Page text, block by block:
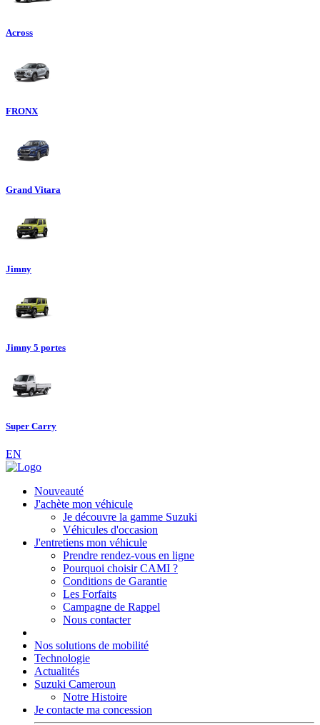
Across
FRONX
Grand Vitara
Jimny
Jimny 5 portes
Super Carry
EN
Nouveauté
J'achète mon véhicule
Je découvre la gamme Suzuki
Véhicules d'occasion
J'entretiens mon véhicule
Prendre rendez-vous en ligne
Pourquoi choisir CAMI ?
Conditions de Garantie
Les Forfaits
Campagne de Rappel
Nous contacter
Nos solutions de mobilité
Technologie
Actualités
Suzuki Cameroun
Notre Histoire
Je contacte ma concession